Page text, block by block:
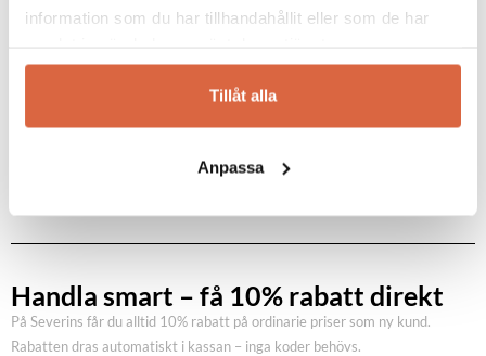
information som du har tillhandahållit eller som de har
Tillåt alla
Anpassa
Se allt från Linie Design
Handla smart – få 10% rabatt direkt
På Severins får du alltid 10% rabatt på ordinarie priser som ny kund.
Rabatten dras automatiskt i kassan – inga koder behövs.